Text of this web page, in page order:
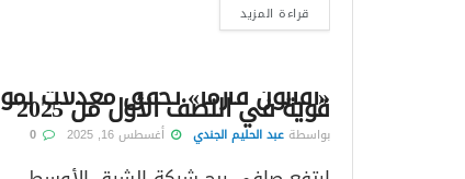
قراءة المزيد
«أفالون فارما» تحقق معدلات نمو
قوية في النصف الأول من 2025
بواسطة عبد الحليم الجندي أغسطس 16, 2025